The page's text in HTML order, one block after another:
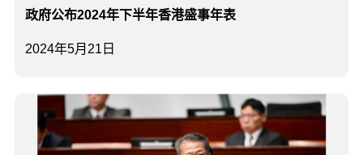
2024年5月21日
政府公布2024年下半年香港盛事年表